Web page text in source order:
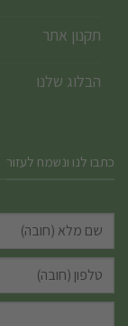
תקנון אתר
הבלוג שלנו
כתבו לנו ונשמח לעזור